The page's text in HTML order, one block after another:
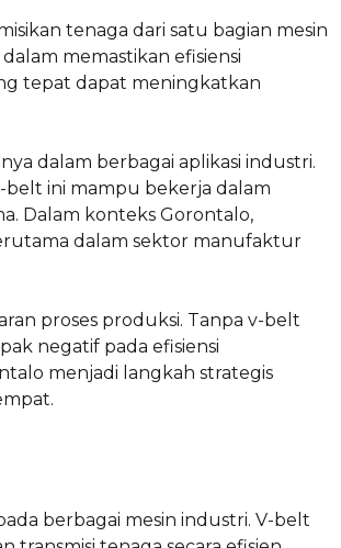
tenaga dari satu bagian mesin
memastikan efisiensi
tepat dapat meningkatkan
dalam berbagai aplikasi industri.
ini mampu bekerja dalam
Dalam konteks Gorontalo,
dalam sektor manufaktur
proses produksi. Tanpa v-belt
negatif pada efisiensi
menjadi langkah strategis
berbagai mesin industri. V-belt